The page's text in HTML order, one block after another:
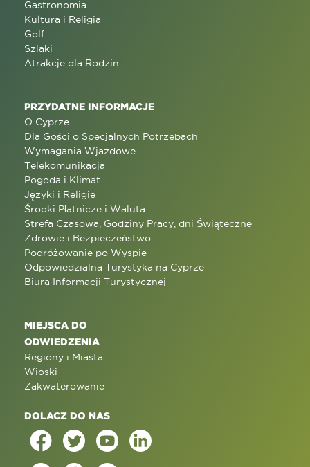
Gastronomia
Kultura i Religia
Golf
Szlaki
Atrakcje dla Rodzin
PRZYDATNE INFORMACJE
O Cyprze
Dla Gości o Specjalnych Potrzebach
Wymagania Wjazdowe
Telekomunikacja
Pogoda i Klimat
Języki i Religie
Środki Płatnicze i Waluta
Strefa Czasowa, Godziny Pracy, dni Świąteczne
Zdrowie i Bezpieczeństwo
Podróżowanie po Wyspie
Odpowiedzialna Turystyka na Cyprze
Biura Informacji Turystycznej
MIEJSCA DO
ODWIEDZENIA
Regiony i Miasta
Wioski
Zakwaterowanie
DOLACZ DO NAS